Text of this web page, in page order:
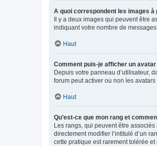
A quoi correspondent les images à
Il y a deux images qui peuvent être
indiquant votre nombre de
Haut
Comment puis-je afficher un avatar
Depuis votre panneau d’utilisateur,
forum peut activer ou non les
Haut
Qu’est-ce que mon rang et
Les rangs, qui peuvent être
directement modifier l’intitulé d’un
cette pratique est rarement tolérée